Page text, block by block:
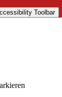
Toolbar